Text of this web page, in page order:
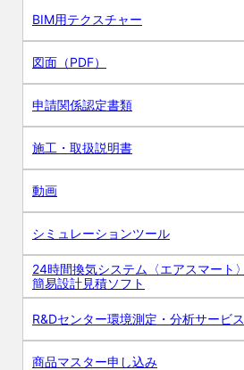
BIM用テクスチャー
図面（PDF）
申請関係認定書類
施工・取扱説明書
動画
シミュレーションツール
24時間換気システム〈エアスマート〉
簡易設計見積ソフト
R&Dセンター環境測定・分析サービス
商品マスター申し込み